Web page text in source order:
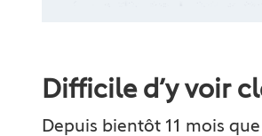
Difficile d’y voir
Depuis bientôt 11 mois